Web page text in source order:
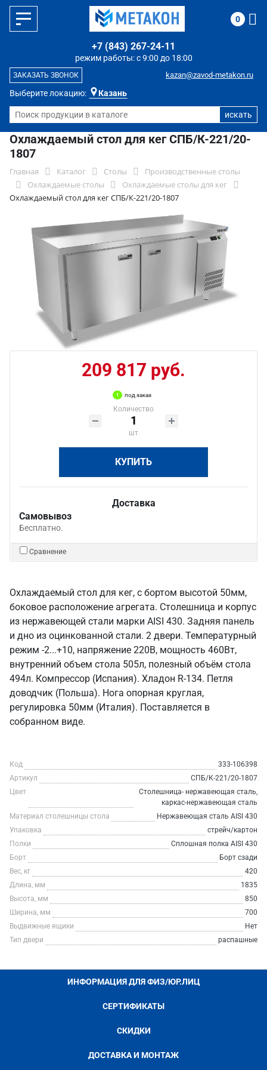
Выберите локацию: Казань
режим работы: с 9:00 до 18:00
+7 (843) 267-24-11
kazan@zavod-metakon.ru
ЗАКАЗАТЬ ЗВОНОК
0
Охлаждаемый стол для кег СПБ/К-221/20-
1807
Главная Каталог Столы
Производственные столы
Охлаждаемые столы
Охлаждаемые столы для кег
Охлаждаемый стол для кег СПБ/К-221/20-1807
209 817 руб.
под заказ
Количество
шт
КУПИТЬ
Доставка
Самовывоз
Бесплатно.
Сравнение
Охлаждаемый стол для кег, с бортом высотой 50мм,
боковое расположение агрегата. Столешница и корпус
из нержавеющей стали марки AISI 430. Задняя панель
и дно из оцинкованной стали. 2 двери. Температурный
режим -2...+10, напряжение 220В, мощность 460Вт,
внутренний объем стола 505л, полезный объём стола
494л. Компрессор (Испания). Хладон R-134. Петля
доводчик (Польша). Нога опорная круглая,
регулировка 50мм (Италия). Поставляется в
собранном виде.
Код
333-106398
Артикул
СПБ/К-221/20-1807
Цвет
Столешница- нержавеющая сталь,
каркас-нержавеющая сталь
Материал столешницы стола
Нержавеющая сталь AISI 430
Упаковка
стрейч/картон
Полки
Сплошная полка AISI 430
Борт
Борт сзади
Вес, кг
420
Длина, мм
1835
Высота, мм
850
Ширина, мм
700
Выдвижные ящики
Нет
Тип двери
распашные
ИНФОРМАЦИЯ ДЛЯ ФИЗ/ЮР.ЛИЦ
СЕРТИФИКАТЫ
СКИДКИ
ДОСТАВКА И МОНТАЖ